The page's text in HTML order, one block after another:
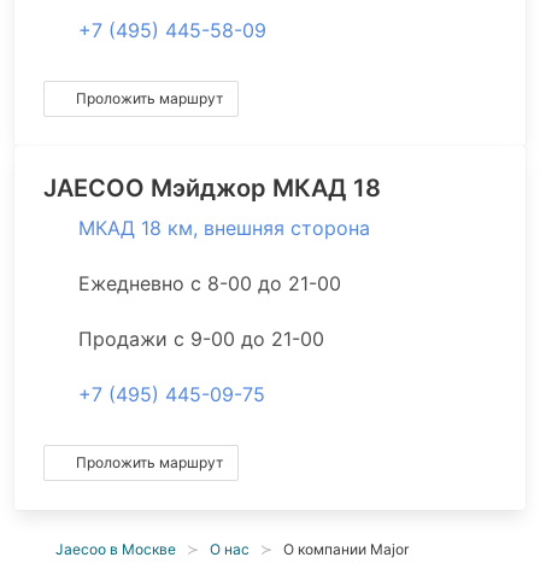
+7 (495) 445-58-09
Проложить маршрут
JAECOO Мэйджор МКАД 18
МКАД 18 км, внешняя сторона
Ежедневно с 8-00 до 21-00
Продажи с 9-00 до 21-00
+7 (495) 445-09-75
Проложить маршрут
Jaecoo в Москве О нас О компании Major